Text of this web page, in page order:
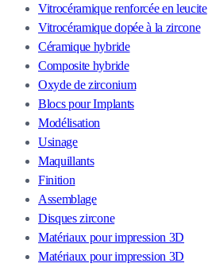
Vitrocéramique renforcée en leucite
Vitrocéramique dopée à la zircone
Céramique hybride
Composite hybride
Oxyde de zirconium
Blocs pour Implants
Modélisation
Usinage
Maquillants
Finition
Assemblage
Disques zircone
Matériaux pour impression 3D
Matériaux pour impression 3D